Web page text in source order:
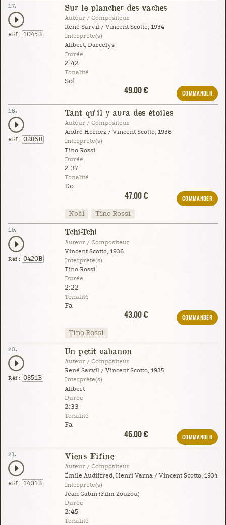
17.
Réf : 1045B
Sur le plancher des vaches
Auteur / Compositeur
René Sarvil / Vincent Scotto, 1934
Interprète(s)
Alibert, Darcelys
Durée
2:42
Tonalité
Sol
49.00 €
COMMANDER
18.
Réf : 0286B
Tant qu'il y aura des étoiles
Auteur / Compositeur
André Hornez / Vincent Scotto, 1936
Interprète(s)
Tino Rossi
Durée
2:37
Tonalité
Do
47.00 €
COMMANDER
Noël Tino Rossi
19.
Réf : 0420B
Tchi-Tchi
Auteur / Compositeur
Vincent Scotto, 1936
Interprète(s)
Tino Rossi
Durée
2:22
Tonalité
Fa
43.00 €
COMMANDER
Tino Rossi
20.
Réf : 0851B
Un petit cabanon
Auteur / Compositeur
René Sarvil / Vincent Scotto, 1935
Interprète(s)
Alibert
Durée
2:33
Tonalité
Fa
46.00 €
COMMANDER
21.
Réf : 1401B
Viens Fifine
Auteur / Compositeur
Émile Audiffred, Henri Varna / Vincent Scotto, 1934
Interprète(s)
Jean Gabin (Film Zouzou)
Durée
2:45
Tonalité